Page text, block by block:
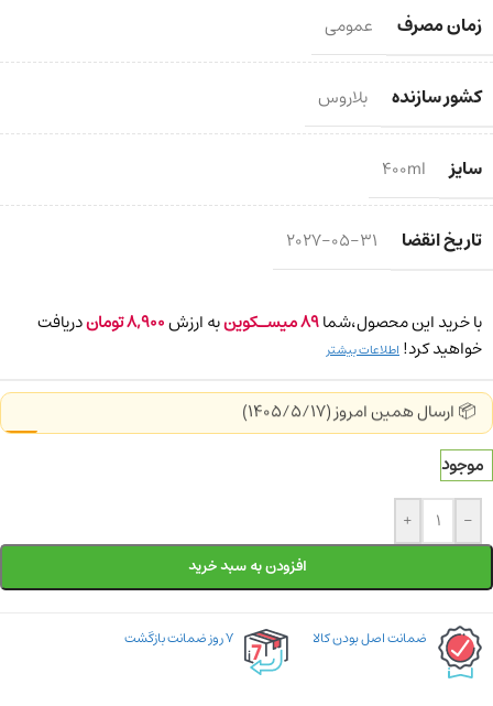
زمان مصرف عمومی
کشور سازنده بلاروس
سایز 400ml
تاریخ انقضا 2027-05-31
با خرید این محصول،شما89میسـکوینبه ارزش8,900توماندریافت
خواهید کرد! اطلاعات بیشتر
📦 ارسال همین امروز (1405/5/17)
موجود
-
+
افزودن به سبد خرید
ضمانت اصل بودن کالا ۷ روز ضمانت بازگشت